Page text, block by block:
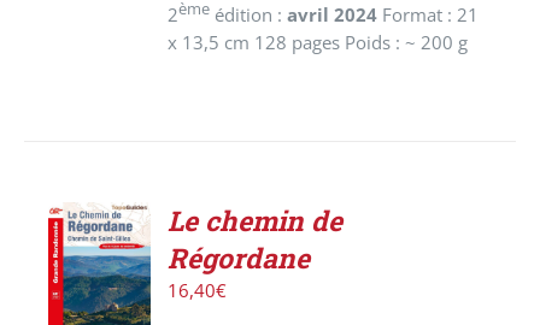
2ème édition :avril 2024 Format : 21
x 13,5 cm 128 pages Poids : ~ 200 g
ACHETER
LE
PRODUIT
/
Le chemin de
Régordane
16,40€